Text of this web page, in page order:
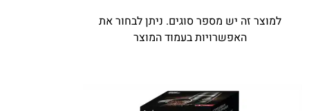
למוצר זה יש מספר סוגים. ניתן לבחור את
האפשרויות בעמוד המוצר